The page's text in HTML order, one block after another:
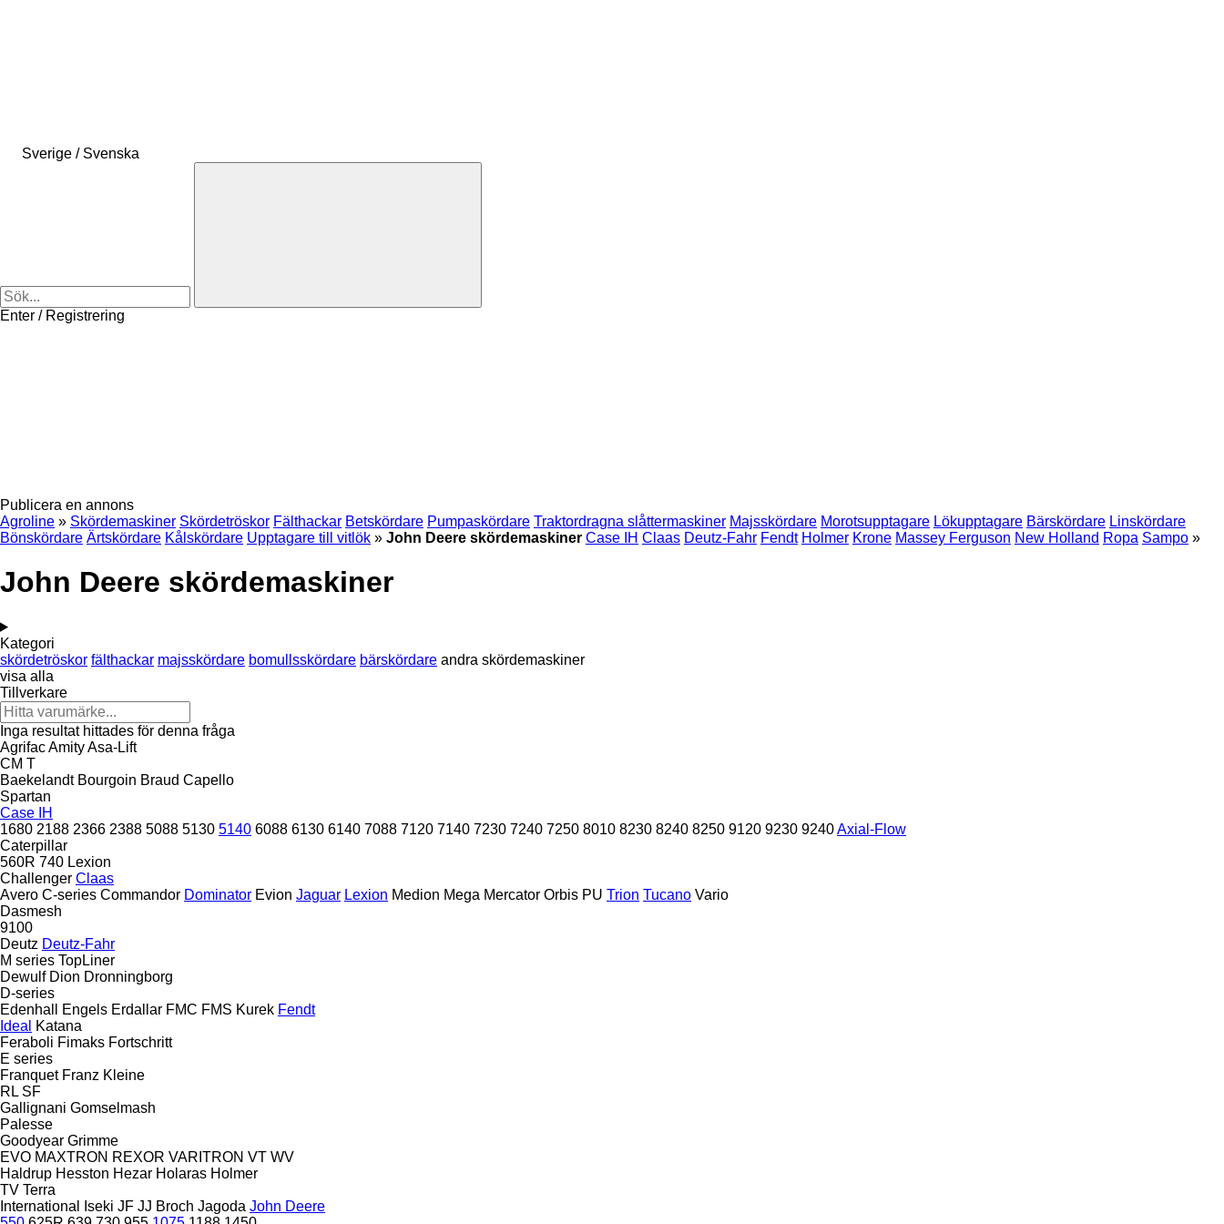
Sverige / Svenska
Enter / Registrering
Publicera en annons
Agroline » Skördemaskiner Skördetröskor Fälthackar Betskördare Pumpaskördare Traktordragna slåttermaskiner Majsskördare Morotsupptagare Lökupptagare Bärskördare Linskördare
Bönskördare Ärtskördare Kålskördare Upptagare till vitlök » John Deere skördemaskiner Case IH Claas Deutz-Fahr Fendt Holmer Krone Massey Ferguson New Holland Ropa Sampo »
John Deere skördemaskiner
Kategori
skördetröskor fälthackar majsskördare bomullsskördare bärskördare andra skördemaskiner
visa alla
Tillverkare
Inga resultat hittades för denna fråga
AgrifacAmityAsa-Lift
CM T
Baekelandt Bourgoin Braud Capello
Spartan
Case IH
1680 2188 2366 2388 5088 5130 5140 6088 6130 6140 7088 7120 7140 7230 7240 7250 8010 8230 8240 8250 9120 9230 9240Axial-Flow
Caterpillar
560R 740 Lexion
Challenger Claas
Avero C-series Commandor Dominator Evion Jaguar Lexion Medion Mega Mercator Orbis PU Trion Tucano Vario
Dasmesh
9100
Deutz Deutz-Fahr
M series TopLiner
Dewulf Dion Dronningborg
D-series
Edenhall
Engels Erdallar FMC FMS Kurek Fendt
Ideal
Katana
Feraboli Fimaks Fortschritt
E series
Franquet Franz Kleine
RL SF
Gallignani Gomselmash
Palesse
Goodyear Grimme
EVO MAXTRON REXOR VARITRON VT WV
Haldrup Hesston Hezar Holaras Holmer
TV Terra
International
Iseki JF JJ Broch Jagoda John Deere